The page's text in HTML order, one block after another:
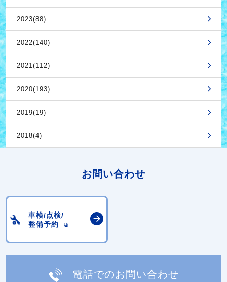
2023(88)
2022(140)
2021(112)
2020(193)
2019(19)
2018(4)
お問い合わせ
車検/点検/
整備予約
電話でのお問い合わせ